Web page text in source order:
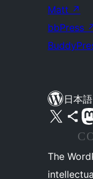
Matt ↗
bbPress
日本語
X (旧 Twitter) アカウントへ Bluesky アカウントへ Mastodon ア
The